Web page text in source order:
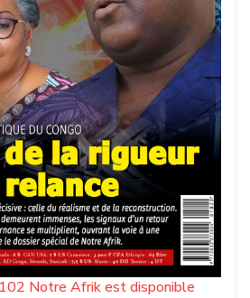
Notre Afrik est disponible